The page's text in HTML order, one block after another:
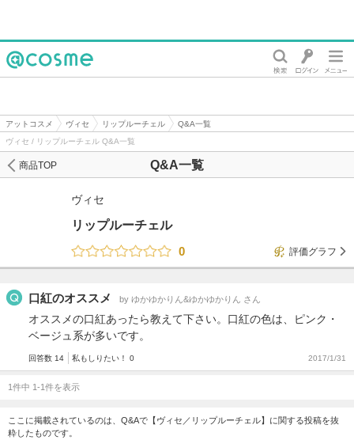
アットコスメ ヴィセ リップルーチェル
Q&A一覧
ヴィセ / リップルーチェル Q&A一覧
Q&A一覧
商品TOP
ヴィセ
リップルーチェル
0
評価グラフ
口紅のオススメ by ゆかゆかりん&ゆかゆかりん さん
オススメの口紅あったら教えて下さい。口紅の色は、ピンク・
ベージュ系が多いです。
回答数 14 私もしりたい！ 0 2017/1/31
1件中 1-1件を表示
ここに掲載されているのは、Q&Aで【ヴィセ／リップルーチェル】に関する投稿を抜
粋したものです。